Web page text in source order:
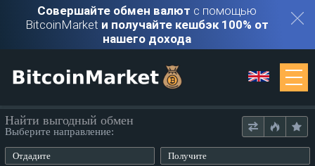
Совершайте обмен валют с помощью
BitcoinMarket и получайте кешбэк 100% от
нашего дохода
Обменники
Найти выгодный обмен
Выберите направление:
Отдадите Получите